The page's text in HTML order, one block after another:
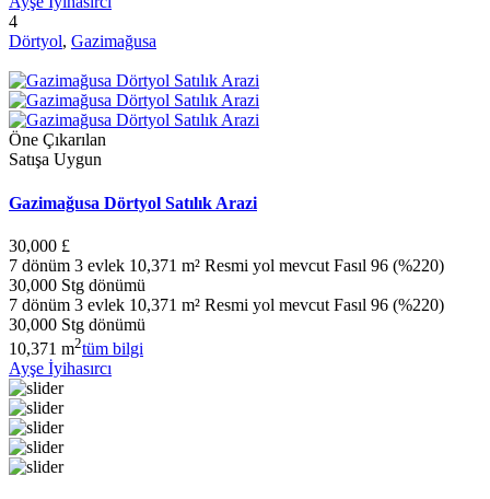
4
Dörtyol, Gazimağusa
Öne Çıkarılan
Satışa Uygun
Gazimağusa Dörtyol Satılık Arazi
30,000 £
7 dönüm 3 evlek 10,371 m² Resmi yol mevcut Fasıl 96 (%220)
30,000 Stg dönümü
7 dönüm 3 evlek 10,371 m² Resmi yol mevcut Fasıl 96 (%220)
30,000 Stg dönümü
10,371 m2tüm bilgi
Ayşe İyihasırcı